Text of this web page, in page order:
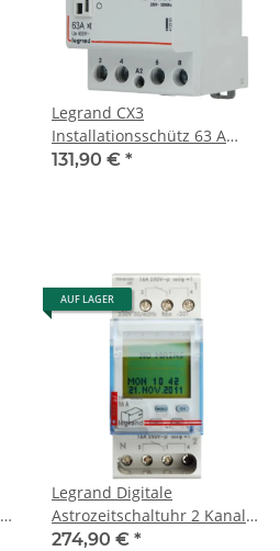
Legrand CX3
Installationsschütz 63 A
brummfrei 412563
131,90 € *
AUF LAGER
Legrand Digitale
Astrozeitschaltuhr 2 Kanal
412657
274,90 € *